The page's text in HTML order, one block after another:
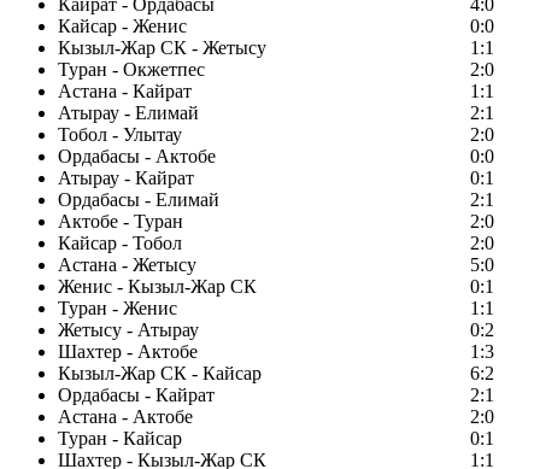
Кайрат - Ордабасы
4:0
Кайсар - Женис
0:0
Кызыл-Жар СК - Жетысу
1:1
Туран - Окжетпес
2:0
Астана - Кайрат
1:1
Атырау - Елимай
2:1
Тобол - Улытау
2:0
Ордабасы - Актобе
0:0
Атырау - Кайрат
0:1
Ордабасы - Елимай
2:1
Актобе - Туран
2:0
Кайсар - Тобол
2:0
Астана - Жетысу
5:0
Женис - Кызыл-Жар СК
0:1
Туран - Женис
1:1
Жетысу - Атырау
0:2
Шахтер - Актобе
1:3
Кызыл-Жар СК - Кайсар
6:2
Ордабасы - Кайрат
2:1
Астана - Актобе
2:0
Туран - Кайсар
0:1
Шахтер - Кызыл-Жар СК
1:1